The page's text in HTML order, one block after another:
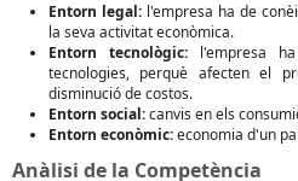
Entorn legal:l'empresa ha de
la seva activitat econòmica.
Entorn tecnològic: l'empresa
tecnologies, perquè afecten el
disminució de costos.
Entorn social:canvis en els
Entorn econòmic:economia d'un
Anàlisi de la Competència